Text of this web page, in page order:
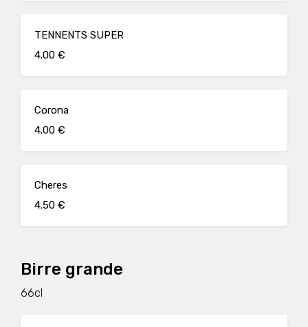
TENNENTS SUPER
4.00 €
Corona
4.00 €
Cheres
4.50 €
Birre grande
66cl